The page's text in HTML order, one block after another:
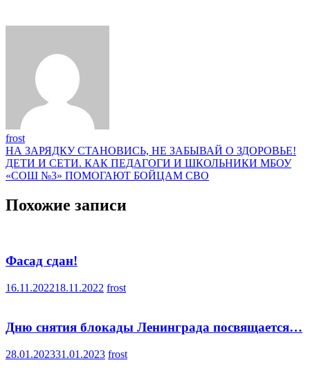
frost
Навигация
по
НА ЗАРЯДКУ СТАНОВИСЬ, НЕ ЗАБЫВАЙ О ЗДОРОВЬЕ!
ДЕТИ И СЕТИ. КАК ПЕДАГОГИ И ШКОЛЬНИКИ МБОУ
«СОШ №3» ПОМОГАЮТ БОЙЦАМ СВО
Похожие записи
Фасад сдан!
16.11.202218.11.2022 frost
Дню снятия блокады Ленинграда посвящается…
28.01.202331.01.2023 frost